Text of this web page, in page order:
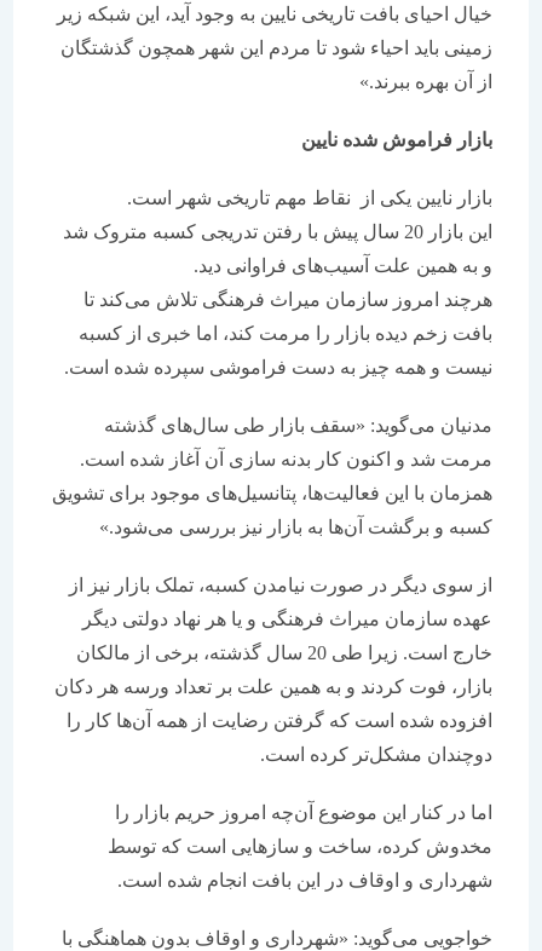
خیال احیای بافت تاریخی نایین به وجود آید، این شبکه زیر
زمینی باید احیاء شود تا مردم این شهر همچون گذشتگان
از آن بهره ببرند.»
بازار فراموش شده نایین
بازار نایین یکی از نقاط مهم تاریخی شهر است.
این بازار 20 سال پیش با رفتن تدریجی کسبه متروک شد
و به همین علت آسیب‌های فراوانی دید.
هرچند امروز سازمان میراث فرهنگی تلاش می‌کند تا
بافت زخم دیده بازار را مرمت کند، اما خبری از کسبه
نیست و همه چیز به دست فراموشی سپرده شده است.
مدنیان می‌گوید: «سقف بازار طی سال‌های گذشته
مرمت شد و اکنون کار بدنه سازی آن آغاز شده است.
همزمان با این فعالیت‌ها، پتانسیل‌های موجود برای تشویق
کسبه و برگشت آن‌ها به بازار نیز بررسی می‌شود.»
از سوی دیگر در صورت نیامدن کسبه، تملک بازار نیز از
عهده سازمان میراث فرهنگی و یا هر نهاد دولتی دیگر
خارج است. زیرا طی 20 سال گذشته، برخی از مالکان
بازار، فوت کردند و به همین علت بر تعداد ورسه هر دکان
افزوده شده است که گرفتن رضایت از همه آن‌ها کار را
دوچندان مشکل‌تر کرده است.
اما در کنار این موضوع آن‌چه امروز حریم بازار را
مخدوش کرده، ساخت و سازهایی است که توسط
شهرداری و اوقاف در این بافت انجام شده است.
خواجویی می‌گوید: «شهرداری و اوقاف بدون هماهنگی با